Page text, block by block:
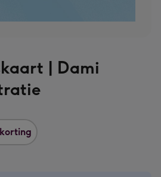
| Dami